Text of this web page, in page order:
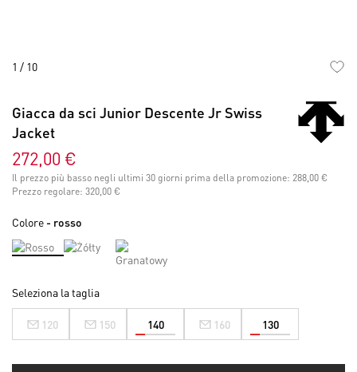
1 / 10
all'inizio
della
galleria
immagini
Giacca da sci Junior Descente Jr Swiss
Jacket
272,00 €
Il prezzo più basso negli ultimi 30 giorni prima della promozione: 288,00 €
Prezzo regolare: 320,00 €
Colore - rosso
Seleziona la taglia
120 150 140 160 130